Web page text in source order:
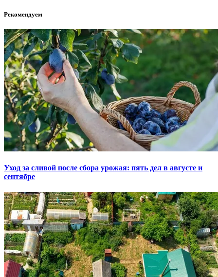
Рекомендуем
Уход за сливой после сбора урожая: пять дел в августе и
сентябре